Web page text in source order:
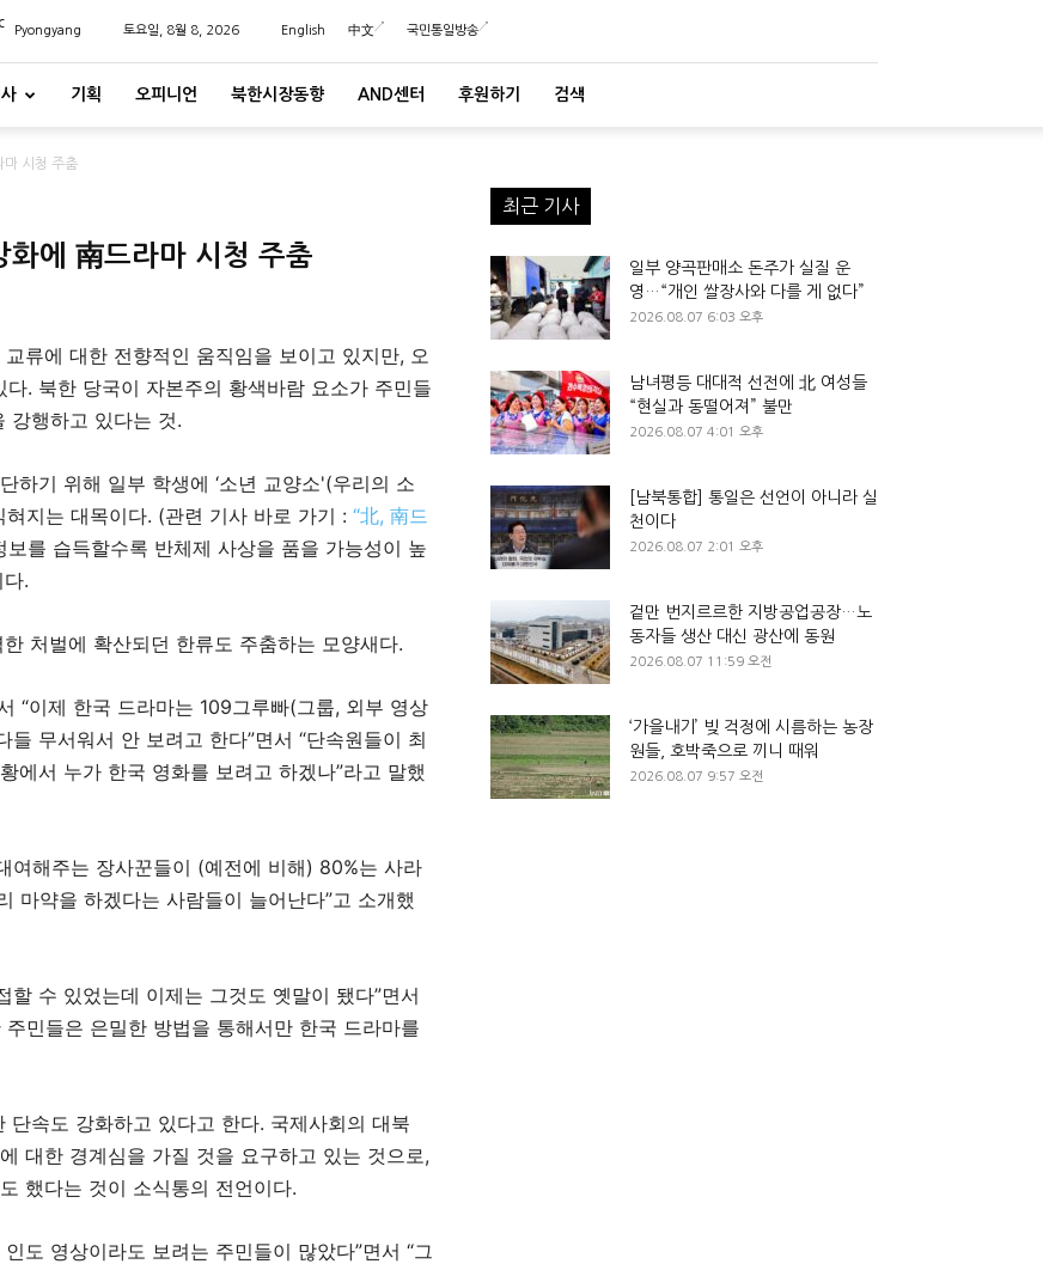
C Pyongyang 토요일, 8월 8, 2026 English 中文 국민통일방송
기획 오피니언 북한시장동향 AND센터 후원하기 검색
마 시청 주춤
화에 南드라마 시청 주춤
류에 대한 전향적인 움직임을 보이고 있지만, 오
. 북한 당국이 자본주의 황색바람 요소가 주민들
강행하고 있다는 것.
하기 위해 일부 학생에 ‘소년 교양소'(우리의 소
지는 대목이다. (관련 기사 바로 가기 : “北, 南드
보를 습득할수록 반체제 사상을 품을 가능성이 높
.
처벌에 확산되던 한류도 주춤하는 모양새다.
“이제 한국 드라마는 109그루빠(그룹, 외부 영상
무서워서 안 보려고 한다”면서 “단속원들이 최
에서 누가 한국 영화를 보려고 하겠나”라고 말했
여해주는 장사꾼들이 (예전에 비해) 80%는 사라
마약을 하겠다는 사람들이 늘어난다”고 소개했
수 있었는데 이제는 그것도 옛말이 됐다”면서
민들은 은밀한 방법을 통해서만 한국 드라마를
속도 강화하고 있다고 한다. 국제사회의 대북
대한 경계심을 가질 것을 요구하고 있는 것으로,
했다는 것이 소식통의 전언이다.
도 영상이라도 보려는 주민들이 많았다”면서 “그
최근 기사
일부 양곡판매소 돈주가 실질 운
영…“개인 쌀장사와 다를 게 없다”
2026.08.07 6:03 오후
남녀평등 대대적 선전에 北 여성들
“현실과 동떨어져” 불만
2026.08.07 4:01 오후
[남북통합] 통일은 선언이 아니라 실
천이다
2026.08.07 2:01 오후
겉만 번지르르한 지방공업공장…노
동자들 생산 대신 광산에 동원
2026.08.07 11:59 오전
‘가을내기’ 빚 걱정에 시름하는 농장
원들, 호박죽으로 끼니 때워
2026.08.07 9:57 오전